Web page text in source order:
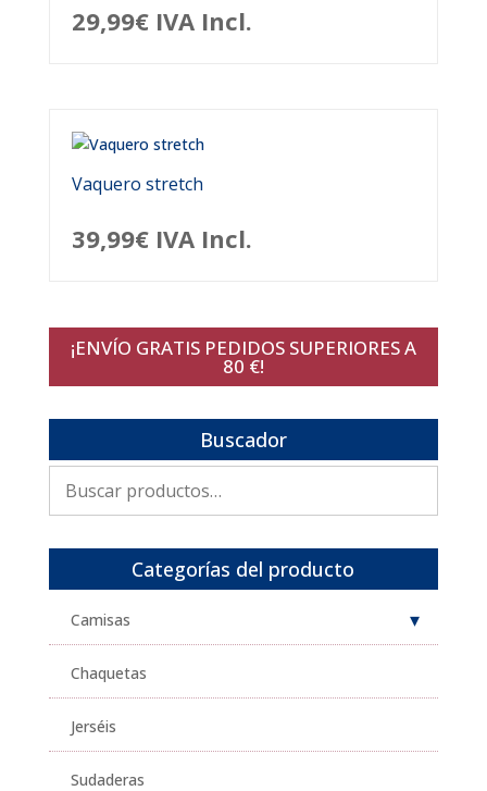
29,99€ IVA Incl.
Vaquero stretch
39,99€ IVA Incl.
¡ENVÍO GRATIS PEDIDOS SUPERIORES A
80 €!
Buscador
por:
Categorías del producto
Camisas
Chaquetas
Jerséis
Sudaderas